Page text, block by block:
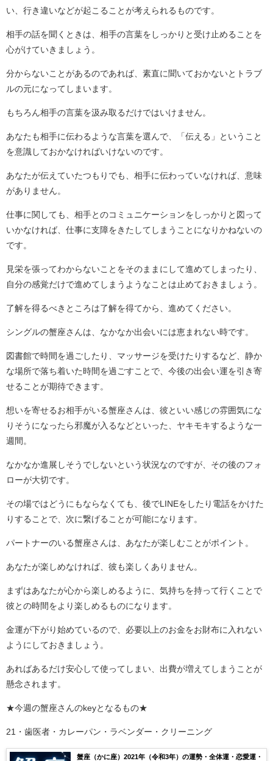
い、行き違いなどが起こることが考えられるものです。
相手の話を聞くときは、相手の言葉をしっかりと受け止めることを
心がけていきましょう。
分からないことがあるのであれば、素直に聞いておかないとトラブ
ルの元になってしまいます。
もちろん相手の言葉を汲み取るだけではいけません。
あなたも相手に伝わるような言葉を選んで、「伝える」ということ
を意識しておかなければいけないのです。
あなたが伝えていたつもりでも、相手に伝わっていなければ、意味
がありません。
仕事に関しても、相手とのコミュニケーションをしっかりと図って
いかなければ、仕事に支障をきたしてしまうことになりかねないの
です。
見栄を張ってわからないことをそのままにして進めてしまったり、
自分の感覚だけで進めてしまうようなことは止めておきましょう。
了解を得るべきところは了解を得てから、進めてください。
シングルの蟹座さんは、なかなか出会いには恵まれない時です。
図書館で時間を過ごしたり、マッサージを受けたりするなど、静か
な場所で落ち着いた時間を過ごすことで、今後の出会い運を引き寄
せることが期待できます。
想いを寄せるお相手がいる蟹座さんは、彼といい感じの雰囲気にな
りそうになったら邪魔が入るなどといった、ヤキモキするような一
週間。
なかなか進展しそうでしないという状況なのですが、その後のフォ
ローが大切です。
その場ではどうにもならなくても、後でLINEをしたり電話をかけた
りすることで、次に繋げることが可能になります。
パートナーのいる蟹座さんは、あなたが楽しむことがポイント。
あなたが楽しめなければ、彼も楽しくありません。
まずはあなたが心から楽しめるように、気持ちを持って行くことで
彼との時間をより楽しめるものになります。
金運が下がり始めているので、必要以上のお金をお財布に入れない
ようにしておきましょう。
あればあるだけ安心して使ってしまい、出費が増えてしまうことが
懸念されます。
★今週の蟹座さんのkeyとなるもの★
21・歯医者・カレーパン・ラベンダー・クリーニング
蟹座（かに座）2021年（令和3年）の運勢・全体運・恋愛運・